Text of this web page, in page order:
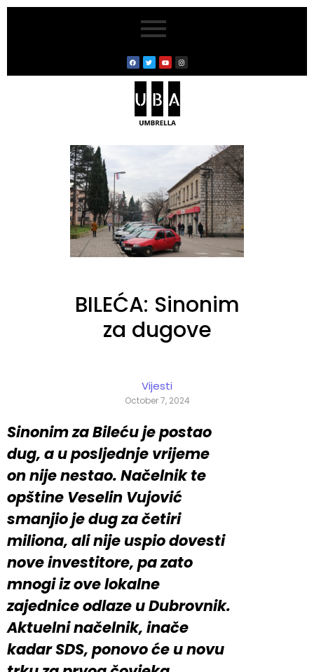
BILEĆA: Sinonim
za dugove
Vijesti
October 7, 2024
Sinonim za Bileću je postao
dug, a u posljednje vrijeme
on nije nestao. Načelnik te
opštine Veselin Vujović
smanjio je dug za četiri
miliona, ali nije uspio dovesti
nove investitore, pa zato
mnogi iz ove lokalne
zajednice odlaze u Dubrovnik.
Aktuelni načelnik, inače
kadar SDS, ponovo će u novu